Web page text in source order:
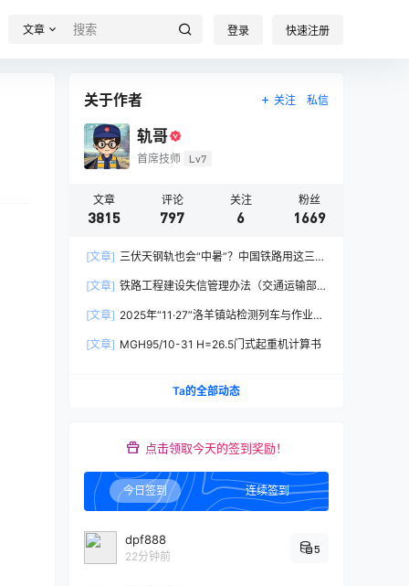
文章 登录 快速注册
关于作者 关注 私信
轨哥
首席技师 Lv7
文章
3815
评论
797
关注
6
粉丝
1669
[文章] 三伏天钢轨也会“中暑”？中国铁路用这三招
[文章] 铁路工程建设失信管理办法（交通运输部
[文章] 2025年“11·27”洛羊镇站检测列车与作业人
[文章] MGH95/10-31 H=26.5门式起重机计算书
Ta的全部动态
点击领取今天的签到奖励！
今日签到 连续签到
dpf888
22分钟前
5